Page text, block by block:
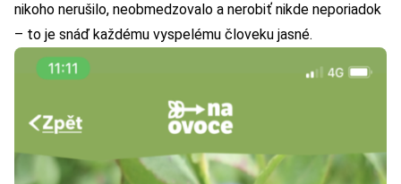
nikoho nerušilo, neobmedzovalo a nerobiť nikde neporiadok
– to je snáď každému vyspelému človeku jasné.